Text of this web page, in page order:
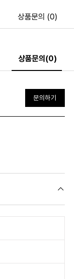
상품문의 (0)
상품문의(0)
문의하기